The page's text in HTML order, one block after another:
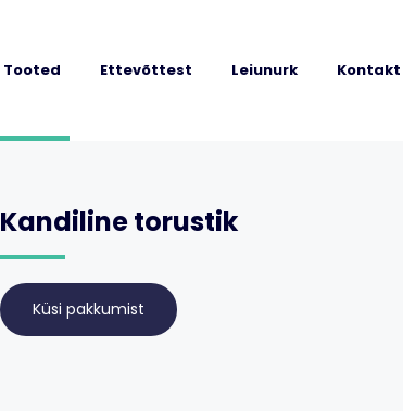
Tooted Ettevõttest Leiunurk Kontakt
Kandiline torustik
Küsi pakkumist